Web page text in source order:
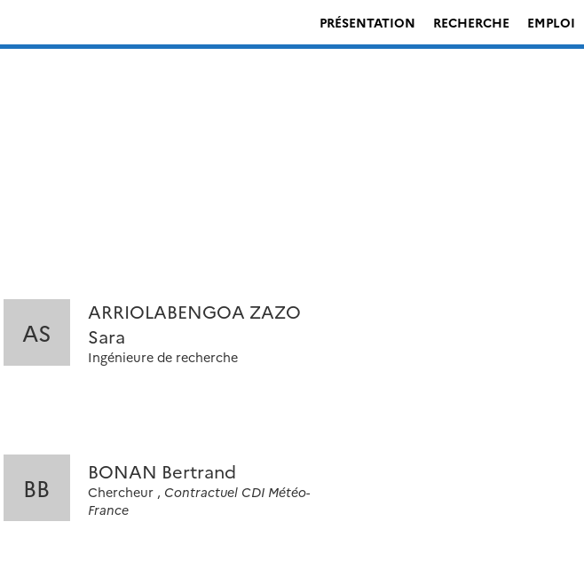
PRÉSENTATION RECHERCHE EMPLOI
AS
ARRIOLABENGOA ZAZO
Sara
Ingénieure de recherche
BB
BONAN Bertrand
Chercheur , Contractuel CDI Météo-
France